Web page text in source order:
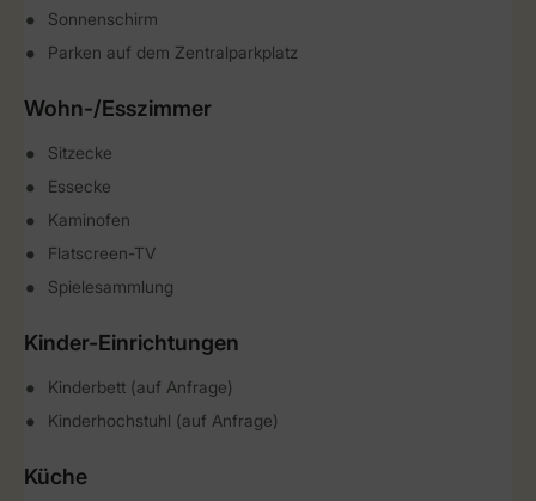
Sonnenschirm
Parken auf dem Zentralparkplatz
Wohn-/Esszimmer
Sitzecke
Essecke
Kaminofen
Flatscreen-TV
Spielesammlung
Kinder-Einrichtungen
Kinderbett (auf Anfrage)
Kinderhochstuhl (auf Anfrage)
Küche